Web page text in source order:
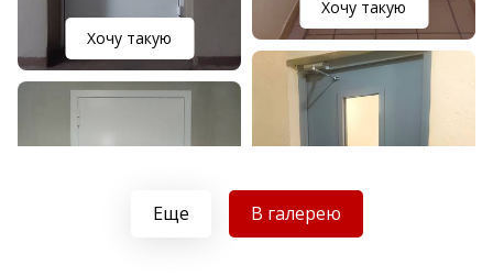
Хочу такую
Хочу такую
Еще В галерею